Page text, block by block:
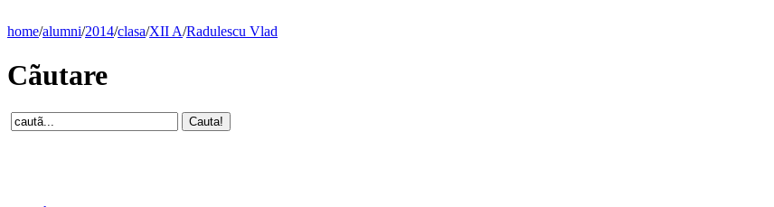
home/alumni/2014/clasa/XII A/Radulescu Vlad
Cãutare